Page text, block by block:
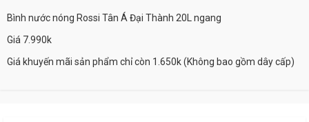
Bình nước nóng Rossi Tân Á Đại Thành 20L ngang
Giá 7.990k
Giá khuyến mãi sản phẩm chỉ còn 1.650k (Không bao gồm dây cấp)